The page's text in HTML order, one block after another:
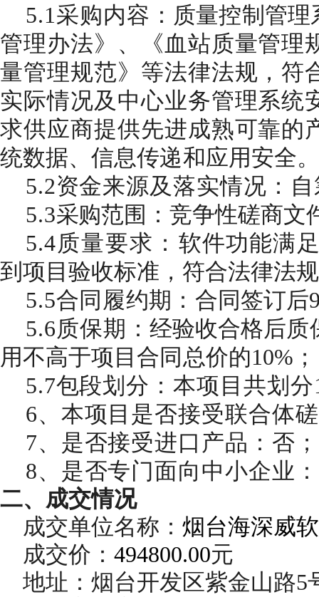
5.1采购内容 ：质量控制管
管理办法》、《血站质量管理
量管理规范》等法律法规，符
实际情况及中心业务管理系统
求供应商提供先进成熟可靠的
统数据、信息传递和应用安全
5.2资金来源及落实情况：
5.3采购范围： 竞争性磋商文
5.4质量要求 ： 软件功能满
到项目验收标准，符合法律法
5.5合同履约期 ：合同签订后
5.6质保期 ：经验收合格后质
用不高于项目合同总价的10% ；
5.7包段划分：本项目共划分
6、本项目是否接受联合体
7、是否接受进口产品：否 ；
8、是否专门面向中小企业：
二、 成交情况
成交单位名称： 烟台海深威
成交价： 494800.00元
地址：烟台开发区紫金山路5